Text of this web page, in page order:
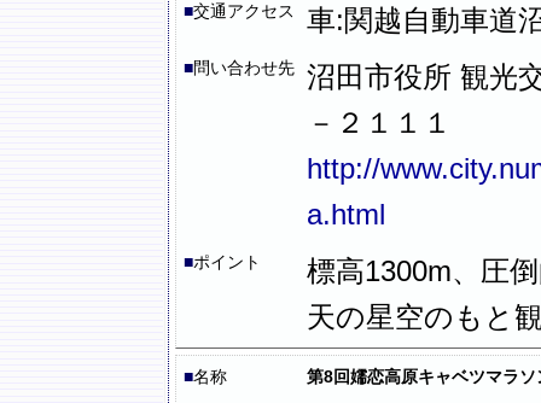
■交通アクセス 車:関越自動車道
■問い合わせ先
沼田市役所 観
－２１１１
http://
a.html
■ポイント
標高1300m、圧
天の星空のもと
■名称
第8回嬬恋高原キャベツマラソ